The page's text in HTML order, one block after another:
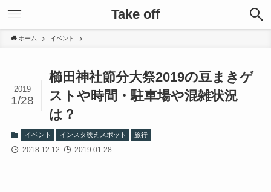
Take off
ホーム イベント
櫛田神社節分大祭2019の豆まきゲ
ストや時間・駐車場や混雑状況
は？
2019
1/28
イベント インスタ映えスポット 旅行
2018.12.12 2019.01.28